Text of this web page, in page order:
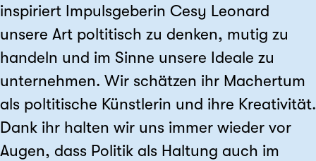
inspiriert Impulsgeberin Cesy Leonard
unsere Art poltitisch zu denken, mutig zu
handeln und im Sinne unsere Ideale zu
unternehmen. Wir schätzen ihr Machertum
als poltitische Künstlerin und ihre Kreativität.
Dank ihr halten wir uns immer wieder vor
Augen, dass Politik als Haltung auch im